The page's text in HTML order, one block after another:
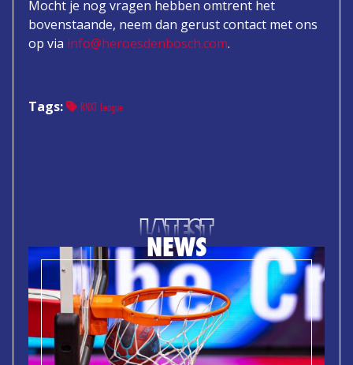
Mocht je nog vragen hebben omtrent het
bovenstaande, neem dan gerust contact met ons
op via info@heroesdenbosch.com.
Tags: BNXT League
LATEST
NEWS